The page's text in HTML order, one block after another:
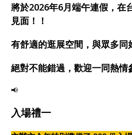
將於2026年6月端午連假，在
見面！！
有舒適的逛展空間，與眾多同
絕對不能錯過，歡迎一同熱情
📢
入場禮一